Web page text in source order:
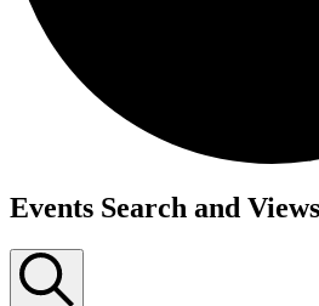
Events Search and